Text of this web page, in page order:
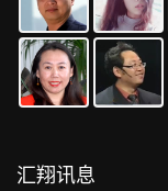
汇翔讯息